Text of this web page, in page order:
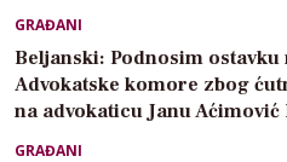
GRAĐANI
Beljanski: Podnosim ostavku
Advokatske komore zbog
na advokaticu Janu Aćimović
GRAĐANI